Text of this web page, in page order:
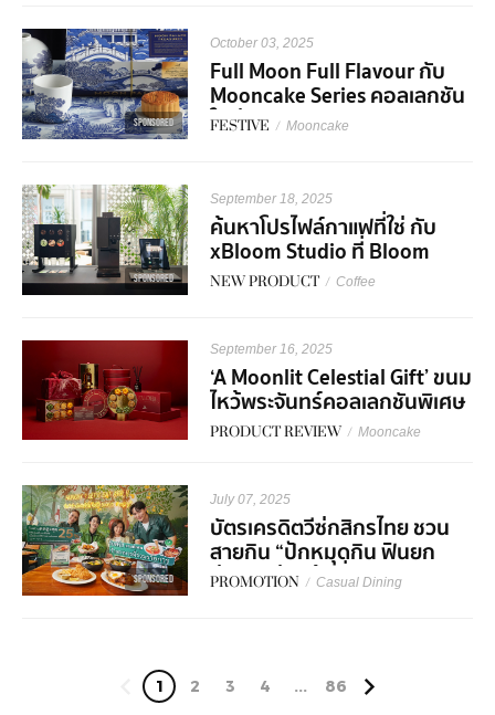
SPONSORED
October 03, 2025
Full Moon Full Flavour กับ
Mooncake Series คอลเลกชัน
ใหม่จาก S&P
FESTIVE / Mooncake
SPONSORED
September 18, 2025
ค้นหาโปรไฟล์กาแฟที่ใช่ กับ
xBloom Studio ที่ Bloom
Experience Store Central
NEW PRODUCT / Coffee
September 16, 2025
‘A Moonlit Celestial Gift’ ขนม
ไหว้พระจันทร์คอลเลกชันพิเศษ
จาก Royal Osha ฉลอง
PRODUCT REVIEW / Mooncake
SPONSORED
July 07, 2025
บัตรเครดิตวีซ่กสิกรไทย ชวน
สายกิน “ปักหมุดกิน ฟินยก
ย่าน” อร่อยคุ้มที่อารีย์ -
PROMOTION / Casual Dining
1 2 3 4 ... 86